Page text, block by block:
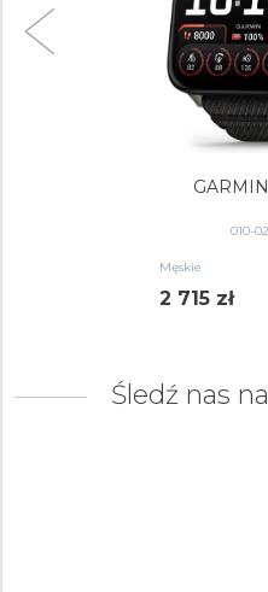
010-
Męskie
2 715 zł
Śledź nas